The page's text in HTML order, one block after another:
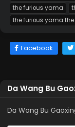
the furious yama
the furious yama
Facebook
Da Wang Bu
Da Wang Bu